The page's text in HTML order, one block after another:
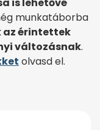
is lehetővé
munkatáborba
az érintettek
változásnak.
olvasd el.